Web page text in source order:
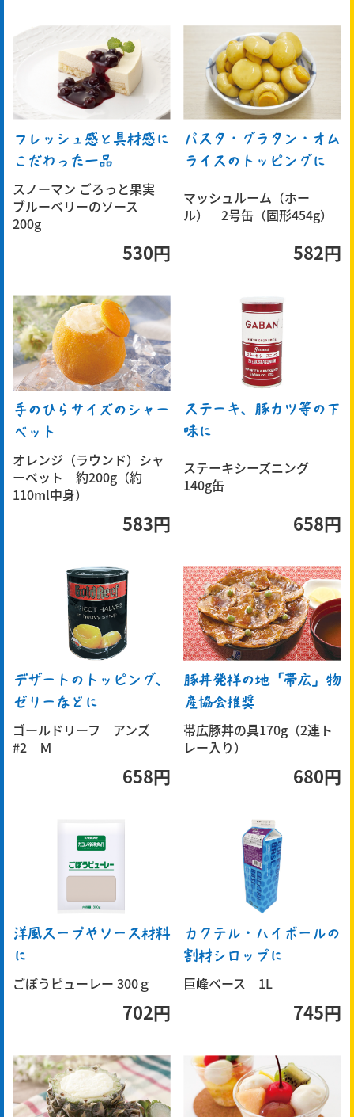
スノーマン ごろっと果実
ブルーベリーのソース
200g
フレッシュ感と具材感に
こだわった一品
530円
マッシュルーム（ホー
ル） 2号缶（固形454g）
パスタ・グラタン・オム
ライスのトッピングに
582円
オレンジ（ラウンド）シャ
ーベット 約200g（約
110ml中身）
手のひらサイズのシャー
ベット
583円
ステーキシーズニング
140g缶
ステーキ、豚カツ等の下
味に
658円
ゴールドリーフ アンズ
#2 Ｍ
デザートのトッピング、
ゼリーなどに
658円
帯広豚丼の具170g（2連ト
レー入り）
豚丼発祥の地「帯広」物
産協会推奨
680円
ごぼうピューレー 300ｇ
洋風スープやソース材料
に
702円
巨峰ベース 1L
カクテル・ハイボールの
割材シロップに
745円